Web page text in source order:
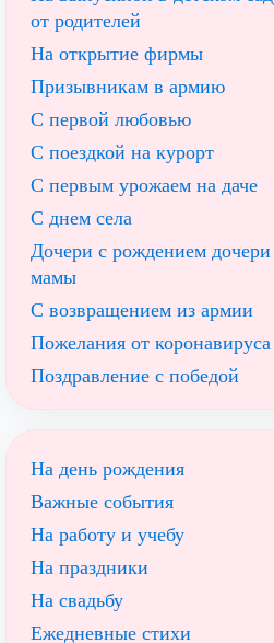
от родителей
На открытие фирмы
Призывникам в армию
С первой любовью
С поездкой на курорт
С первым урожаем на даче
С днем села
Дочери с рождением дочери
мамы
С возвращением из армии
Пожелания от коронавируса
Поздравление с победой
На день рождения
Важные события
На работу и учебу
На праздники
На свадьбу
Ежедневные стихи